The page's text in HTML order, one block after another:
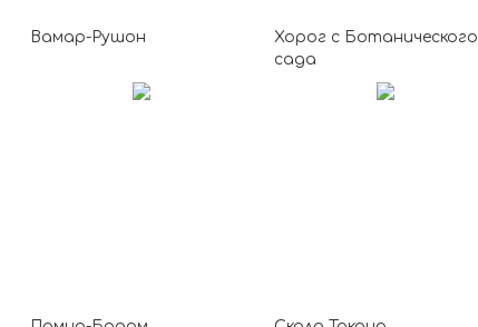
Вамар-Рушон
Хорог с Ботанического
сада